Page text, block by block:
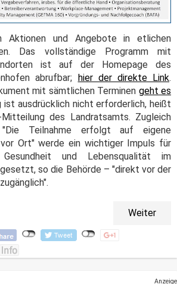
Aktionen und Angebote in etlichen
Das vollständige Programm mit
ist auf der Homepage des
abrufbar;
hier der direkte Link.
mit sämtlichen Terminen geht es
ist ausdrücklich nicht erforderlich, heißt
des Landratsamts. Zugleich
Teilnahme erfolgt auf eigene
Ort" werde ein wichtiger Impuls für
und Lebensqualität im
so die Behörde – "direkt vor der
Weiter
Anzeige